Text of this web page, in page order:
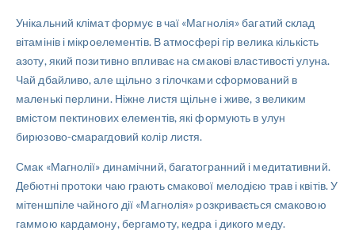
Унікальний клімат формує в чаї «Магнолія» багатий склад
вітамінів і мікроелементів. В атмосфері гір велика кількість
азоту, який позитивно впливає на смакові властивості улуна.
Чай дбайливо, але щільно з гілочками сформований в
маленькі перлини. Ніжне листя щільне і живе, з великим
вмістом пектинових елементів, які формують в улун
бирюзово-смарагдовий колір листя.
Смак «Магнолії» динамічний, багатогранний і медитативний.
Дебютні протоки чаю грають смакової мелодією трав і квітів. У
мітеншпіле чайного дії «Магнолія» розкривається смаковою
гаммою кардамону, бергамоту, кедра і дикого меду.